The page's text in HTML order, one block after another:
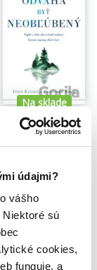
údajmi?
vášho
sú
cookies,
funguje, a
Na sklade
Fumitake Koga,Ichiro Kishimi
14,14€